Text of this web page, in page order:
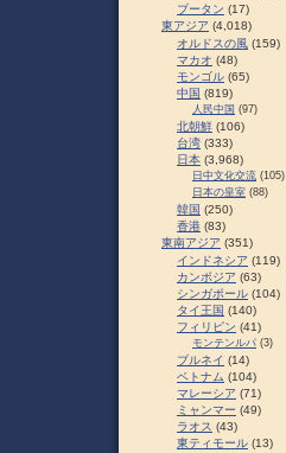
ブータン (17)
東アジア (4,018)
オルドスの風 (159)
マカオ (48)
モンゴル (65)
中国 (819)
人民中国 (97)
北朝鮮 (106)
台湾 (333)
日本 (3,968)
日中文化交流 (105)
日本の皇室 (88)
韓国 (250)
香港 (83)
東南アジア (351)
インドネシア (119)
カンボジア (63)
シンガポール (104)
タイ王国 (140)
フィリピン (41)
モンテンルパ (3)
ブルネイ (14)
ベトナム (104)
マレーシア (71)
ミャンマー (49)
ラオス (43)
東ティモール (13)